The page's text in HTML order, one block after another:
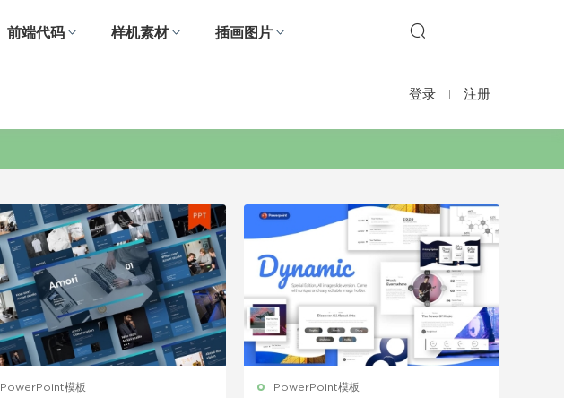
前端代码 样机素材 插画图片
登录 注册
PowerPoint模板 PowerPoint模板